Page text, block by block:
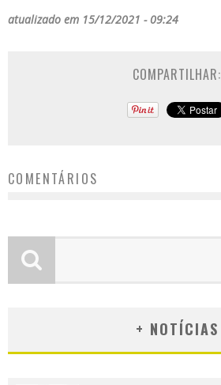
atualizado em 15/12/2021 - 09:24
COMPARTILHAR:
COMENTÁRIOS
+ NOTÍCIAS